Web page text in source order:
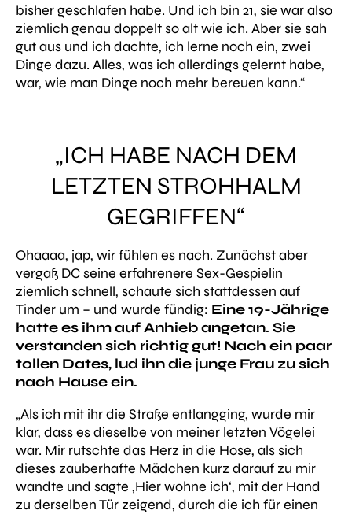
bisher geschlafen habe. Und ich bin 21, sie war also
ziemlich genau doppelt so alt wie ich. Aber sie sah
gut aus und ich dachte, ich lerne noch ein, zwei
Dinge dazu. Alles, was ich allerdings gelernt habe,
war, wie man Dinge noch mehr bereuen kann.“
„ICH HABE NACH DEM
LETZTEN STROHHALM
GEGRIFFEN“
Ohaaaa, jap, wir fühlen es nach. Zunächst aber
vergaß DC seine erfahrenere Sex-Gespielin
ziemlich schnell, schaute sich stattdessen auf
Tinder um – und wurde fündig: Eine 19-Jährige
hatte es ihm auf Anhieb angetan. Sie
verstanden sich richtig gut! Nach ein paar
tollen Dates, lud ihn die junge Frau zu sich
nach Hause ein.
„Als ich mit ihr die Straße entlangging, wurde mir
klar, dass es dieselbe von meiner letzten Vögelei
war. Mir rutschte das Herz in die Hose, als sich
dieses zauberhafte Mädchen kurz darauf zu mir
wandte und sagte ‚Hier wohne ich‘, mit der Hand
zu derselben Tür zeigend, durch die ich für einen